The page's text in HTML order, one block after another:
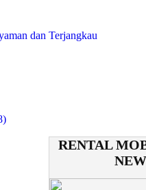
dan Terjangkau
RENTAL